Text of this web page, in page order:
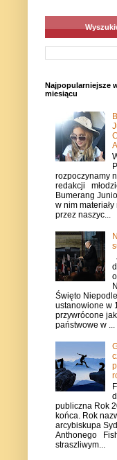
Najpopularniejsze
miesiącu
rozpoczynamy
redakcji
Bumerang
w nim materiały
przez naszyc...
Święto
ustanowione w
przywrócone
państwowe w ...
publiczna Rok
końca. Rok
arcybiskupa
Anthonego
straszliwym...